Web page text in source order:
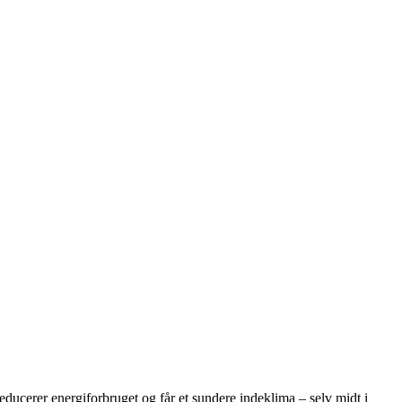
energiforbruget og får et sundere indeklima – selv midt i